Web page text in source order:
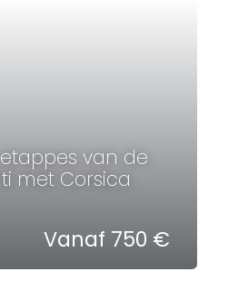
van de
met Corsica
Vanaf 750 €